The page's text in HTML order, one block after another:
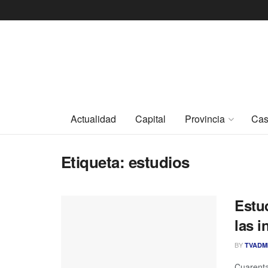
Actualidad Capital Provincia
Etiqueta: estudios
las
BY